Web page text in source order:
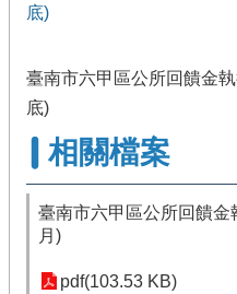
底)
臺南市六甲區公所回饋金
底)
相關檔案
臺南市六甲區公所回饋
月)
pdf(103.53 KB)